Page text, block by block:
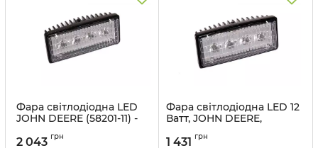
Фара світлодіодна LED
JOHN DEERE (58201-11) -
Артикул: 58201-11
2 043 грн
Фара світлодіодна LED 12
Ватт, JOHN DEERE,
Cametet
1 431 грн